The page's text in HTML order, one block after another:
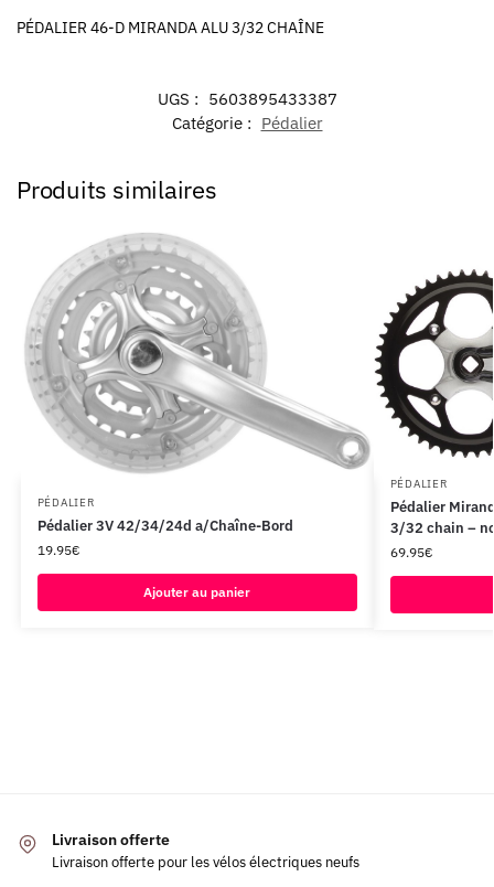
PÉDALIER 46-D MIRANDA ALU 3/32 CHAÎNE
UGS : 5603895433387
Catégorie : Pédalier
Produits similaires
PÉDALIER
Pédalier 3V 42/34/24d a/Chaîne-Bord
19.95€
Ajouter au panier
PÉDALIER
Pédalier
3/32 chain –
69.95€
Livraison offerte
Livraison offerte pour les vélos électriques neufs